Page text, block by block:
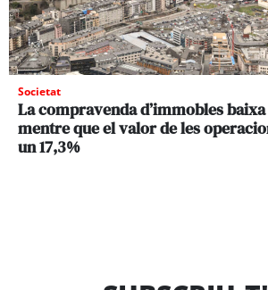
Societat
La compravenda d’immobles
mentre que el valor de les
un 17,3%